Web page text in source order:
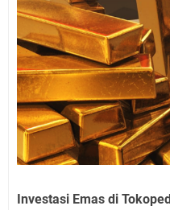
Investasi Emas di